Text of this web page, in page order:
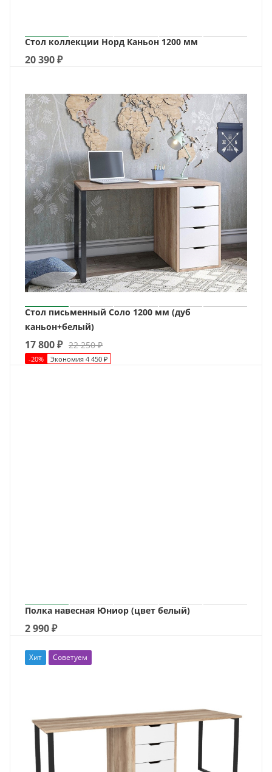
Стол коллекции Норд Каньон 1200 мм
20 390₽
Стол письменный Соло 1200 мм (дуб
каньон+белый)
17 800₽ 22 250₽
-20% Экономия 4 450 ₽
Полка навесная Юниор (цвет белый)
2 990₽
Хит Советуем